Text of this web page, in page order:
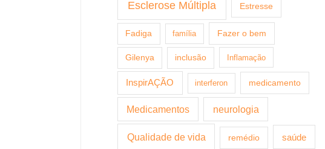
Esclerose Múltipla Estresse
Fadiga família Fazer o bem
Gilenya inclusão Inflamação
InspirAÇÃO interferon medicamento
Medicamentos neurologia
Qualidade de vida remédio saúde